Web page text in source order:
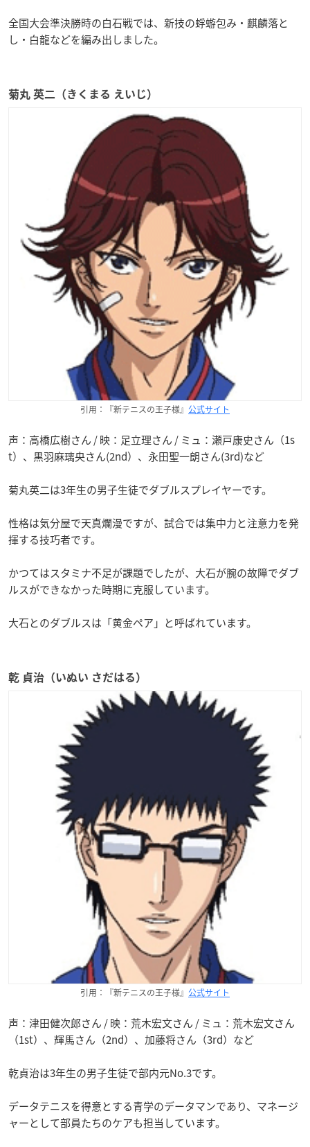
全国大会準決勝時の白石戦では、新技の蜉蝣包み・麒麟落と
し・白龍などを編み出しました。
菊丸 英二（きくまる えいじ）
引用：『新テニスの王子様』 公式サイト
声：高橋広樹さん / 映：足立理さん / ミュ：瀬戸康史さん（1s
t）、黒羽麻璃央さん(2nd）、永田聖一朗さん(3rd)など
菊丸英二は3年生の男子生徒でダブルスプレイヤーです。
性格は気分屋で天真爛漫ですが、試合では集中力と注意力を発
揮する技巧者です。
かつてはスタミナ不足が課題でしたが、大石が腕の故障でダブ
ルスができなかった時期に克服しています。
大石とのダブルスは「黄金ペア」と呼ばれています。
乾 貞治（いぬい さだはる）
引用：『新テニスの王子様』 公式サイト
声：津田健次郎さん / 映：荒木宏文さん / ミュ：荒木宏文さん
（1st）、輝馬さん（2nd）、加藤将さん（3rd）など
乾貞治は3年生の男子生徒で部内元No.3です。
データテニスを得意とする青学のデータマンであり、マネージ
ャーとして部員たちのケアも担当しています。